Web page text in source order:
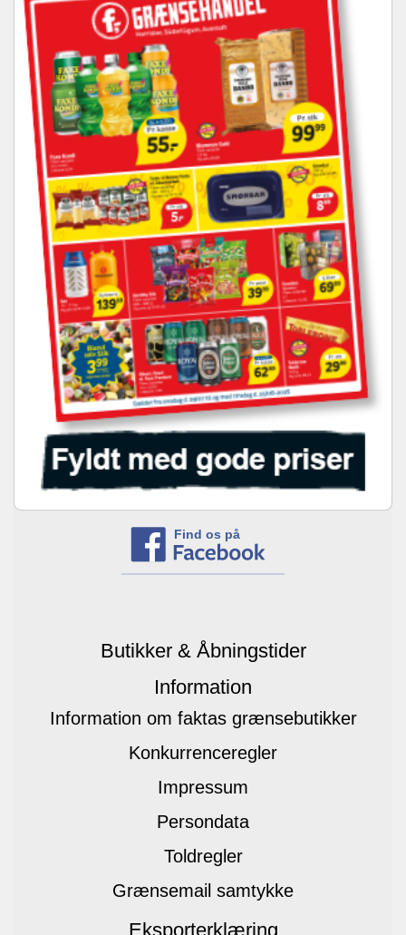
Find os på
Butikker & Åbningstider
Information
Information om faktas grænsebutikker
Konkurrenceregler
Impressum
Persondata
Toldregler
Grænsemail samtykke
Eksporterklæring